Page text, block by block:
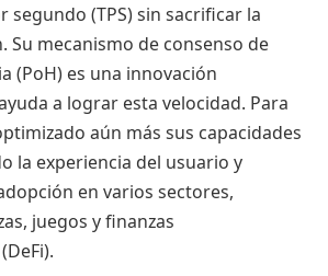
segundo (TPS) sin sacrificar la
Su mecanismo de consenso de
(PoH) es una innovación
a lograr esta velocidad. Para
aún más sus capacidades
la experiencia del usuario y
en varios sectores,
juegos y finanzas